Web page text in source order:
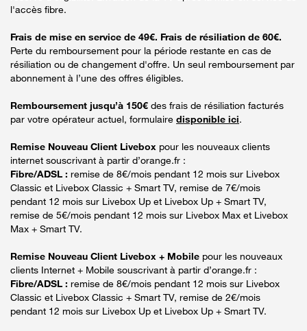
l'accès fibre.
Frais de mise en service de 49€. Frais de résiliation de 60€.
Perte du remboursement pour la période restante en cas de
résiliation ou de changement d'offre. Un seul remboursement par
abonnement à l’une des offres éligibles.
Remboursement jusqu’à 150€ des frais de résiliation facturés
par votre opérateur actuel, formulaire disponible ici.
Remise Nouveau Client Livebox pour les nouveaux clients
internet souscrivant à partir d’orange.fr :
Fibre/ADSL : remise de 8€/mois pendant 12 mois sur Livebox
Classic et Livebox Classic + Smart TV, remise de 7€/mois
pendant 12 mois sur Livebox Up et Livebox Up + Smart TV,
remise de 5€/mois pendant 12 mois sur Livebox Max et Livebox
Max + Smart TV.
Remise Nouveau Client Livebox + Mobile pour les nouveaux
clients Internet + Mobile souscrivant à partir d’orange.fr :
Fibre/ADSL : remise de 8€/mois pendant 12 mois sur Livebox
Classic et Livebox Classic + Smart TV, remise de 2€/mois
pendant 12 mois sur Livebox Up et Livebox Up + Smart TV.